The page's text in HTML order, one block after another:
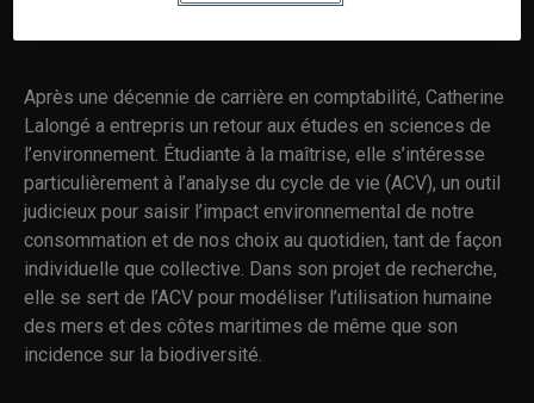
Après une décennie de carrière en comptabilité, Catherine
Lalongé a entrepris un retour aux études en sciences de
l’environnement. Étudiante à la maîtrise, elle s’intéresse
particulièrement à l’analyse du cycle de vie (ACV), un outil
judicieux pour saisir l’impact environnemental de notre
consommation et de nos choix au quotidien, tant de façon
individuelle que collective. Dans son projet de recherche,
elle se sert de l’ACV pour modéliser l’utilisation humaine
des mers et des côtes maritimes de même que son
incidence sur la biodiversité.